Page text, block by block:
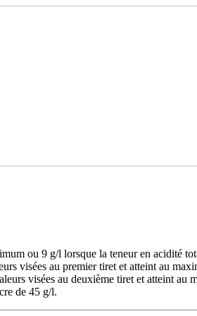
ou 9 g/l lorsque la teneur en acidité
visées au premier tiret et atteint au
visées au deuxième tiret et atteint au
de 45 g/l.